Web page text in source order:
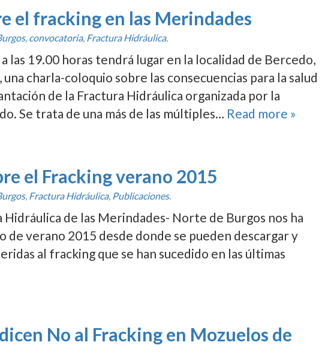
el fracking en las Merindades
, convocatoria, Fractura Hidráulica.
las 19.00 horas tendrá lugar en la localidad de Bercedo,
charla-coloquio sobre las consecuencias para la salud
de la Fractura Hidráulica organizada por la
Se trata de una más de las múltiples… Read more »
el Fracking verano 2015
, Fractura Hidráulica, Publicaciones.
Hidráulica de las Merindades- Norte de Burgos nos ha
verano 2015 desde donde se pueden descargar y
al fracking que se han sucedido en las últimas
No al Fracking en Mozuelos de